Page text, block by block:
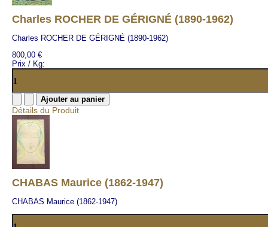
Charles ROCHER DE GÉRIGNÉ (1890-1962)
Charles ROCHER DE GÉRIGNÉ (1890-1962)
800,00 €
Prix / Kg:
Détails du Produit
CHABAS Maurice (1862-1947)
CHABAS Maurice (1862-1947)